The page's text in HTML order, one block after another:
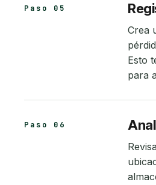
Paso 05
Crea
Esto
para
Paso 06